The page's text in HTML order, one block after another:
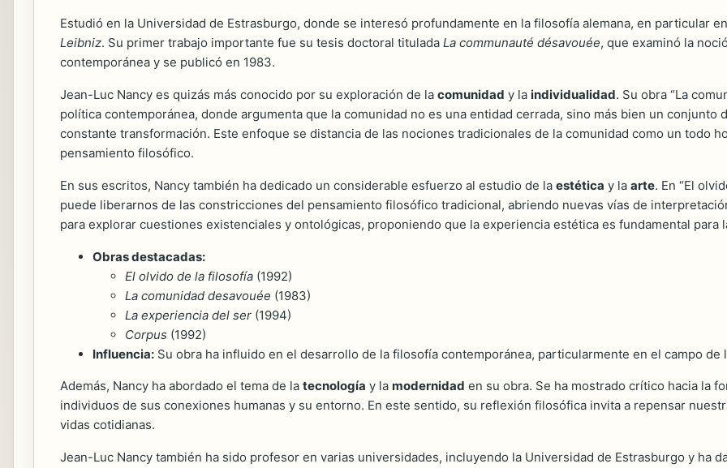
Estudió en la Universidad de Estrasburgo, donde se interesó profundamente en la filosofía alemana, en particular
Leibniz. Su primer trabajo importante fue su tesis doctoral titulada La communauté désavouée, que examinó la
contemporánea y se publicó en 1983.
Jean-Luc Nancy es quizás más conocido por su exploración de la comunidad y la individualidad. Su obra “La
política contemporánea, donde argumenta que la comunidad no es una entidad cerrada, sino más bien un
constante transformación. Este enfoque se distancia de las nociones tradicionales de la comunidad como un todo
pensamiento filosófico.
En sus escritos, Nancy también ha dedicado un considerable esfuerzo al estudio de la estética y la arte. En “El
puede liberarnos de las constricciones del pensamiento filosófico tradicional, abriendo nuevas vías de
para explorar cuestiones existenciales y ontológicas, proponiendo que la experiencia estética es fundamental para
Obras destacadas:
El olvido de la filosofía (1992)
La comunidad desavouée (1983)
La experiencia del ser (1994)
Corpus (1992)
Influencia: Su obra ha influido en el desarrollo de la filosofía contemporánea, particularmente en el campo de
Además, Nancy ha abordado el tema de la tecnología y la modernidad en su obra. Se ha mostrado crítico hacia la
individuos de sus conexiones humanas y su entorno. En este sentido, su reflexión filosófica invita a repensar
vidas cotidianas.
Jean-Luc Nancy también ha sido profesor en varias universidades, incluyendo la Universidad de Estrasburgo y ha